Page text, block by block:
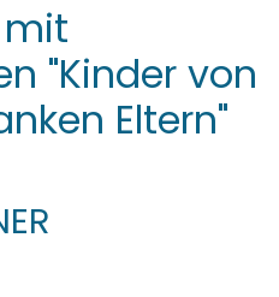
"Kinder von
Eltern"